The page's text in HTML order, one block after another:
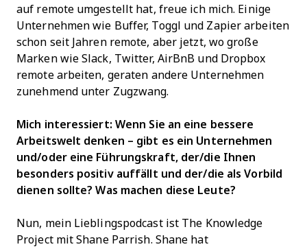
auf remote umgestellt hat, freue ich mich. Einige
Unternehmen wie Buffer, Toggl und Zapier arbeiten
schon seit Jahren remote, aber jetzt, wo große
Marken wie Slack, Twitter, AirBnB und Dropbox
remote arbeiten, geraten andere Unternehmen
zunehmend unter Zugzwang.
Mich interessiert: Wenn Sie an eine bessere
Arbeitswelt denken – gibt es ein Unternehmen
und/oder eine Führungskraft, der/die Ihnen
besonders positiv auffällt und der/die als Vorbild
dienen sollte? Was machen diese Leute?
Nun, mein Lieblingspodcast ist The Knowledge
Project mit Shane Parrish. Shane hat